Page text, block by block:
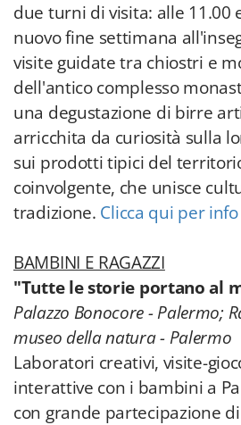
due turni di visita: alle 11.00
nuovo fine settimana
visite guidate tra chiostri e
dell'antico complesso
una degustazione di birre
arricchita da curiosità sulla
sui prodotti tipici del
coinvolgente, che unisce
tradizione. Clicca qui per
BAMBINI E RAGAZZI
"Tutte le storie portano al
Palazzo Bonocore - Palermo;
museo della natura - Palermo
Laboratori creativi, visite-
interattive con i bambini a
con grande partecipazione